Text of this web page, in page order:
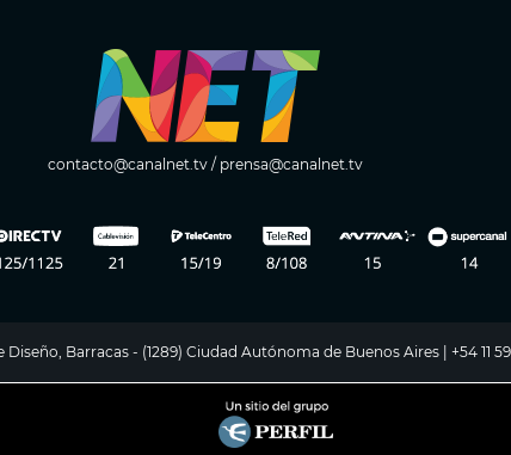
contacto@canalnet.tv/ prensa@canalnet.tv
Diseño, Barracas - (1289) Ciudad Autónoma de Buenos Aires | +54 11